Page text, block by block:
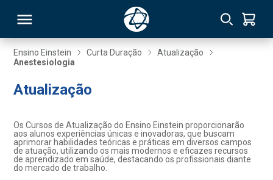
Ensino Einstein Curta Duração
Atualização
Anestesiologia
Atualização
Os Cursos de Atualização do Ensino Einstein proporcionarão
aos alunos experiências únicas e inovadoras, que buscam
aprimorar habilidades teóricas e práticas em diversos campos
de atuação, utilizando os mais modernos e eficazes recursos
de aprendizado em saúde, destacando os profissionais diante
do mercado de trabalho.